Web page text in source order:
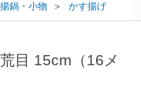
揚鍋・小物 ＞ かす揚げ
目 15cm（16メ